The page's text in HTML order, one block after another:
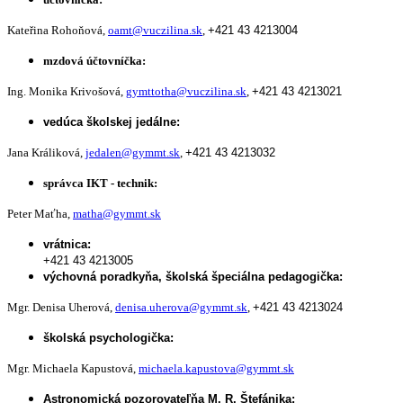
Kateřina Rohoňová, oamt@vuczilina.sk +421 43 4213004
mzdová účtovníčka:
Ing. Monika Krivošová, gymttotha@vuczilina.sk +421 43 4213021
vedúca školskej jedálne:
Jana Králiková, jedalen@gymmt.sk +421 43 4213032
správca IKT - technik:
Peter Maťha, matha@gymmt.sk
vrátnica:
+421 43 4213005
výchovná poradkyňa, školská špeciálna pedagogička:
Mgr. Denisa Uherová, denisa.uherova@gymmt.sk +421 43 4213024
školská psychologička:
Mgr. Michaela Kapustová, michaela.kapustova@gymmt.sk
Astronomická pozorovateľňa M. R. Štefánika: